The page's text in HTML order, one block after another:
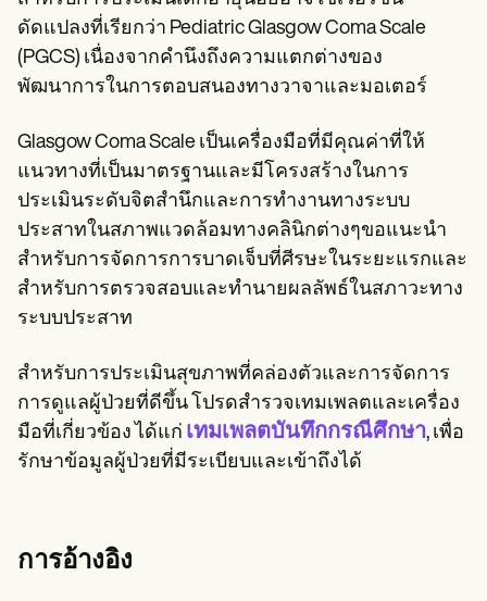
ดัดแปลงที่เรียกว่า Pediatric Glasgow Coma Scale
(PGCS) เนื่องจากคำนึงถึงความแตกต่างของ
พัฒนาการในการตอบสนองทางวาจาและมอเตอร์
Glasgow Coma Scale เป็นเครื่องมือที่มีคุณค่าที่ให้
แนวทางที่เป็นมาตรฐานและมีโครงสร้างในการ
ประเมินระดับจิตสำนึกและการทำงานทางระบบ
ประสาทในสภาพแวดล้อมทางคลินิกต่างๆขอแนะนำ
สำหรับการจัดการการบาดเจ็บที่ศีรษะในระยะแรกและ
สำหรับการตรวจสอบและทำนายผลลัพธ์ในสภาวะทาง
ระบบประสาท
สำหรับการประเมินสุขภาพที่คล่องตัวและการจัดการ
การดูแลผู้ป่วยที่ดีขึ้น โปรดสำรวจเทมเพลตและเครื่อง
มือที่เกี่ยวข้อง ได้แก่ เทมเพลตบันทึกกรณีศึกษา, เพื่อ
รักษาข้อมูลผู้ป่วยที่มีระเบียบและเข้าถึงได้
การอ้างอิง